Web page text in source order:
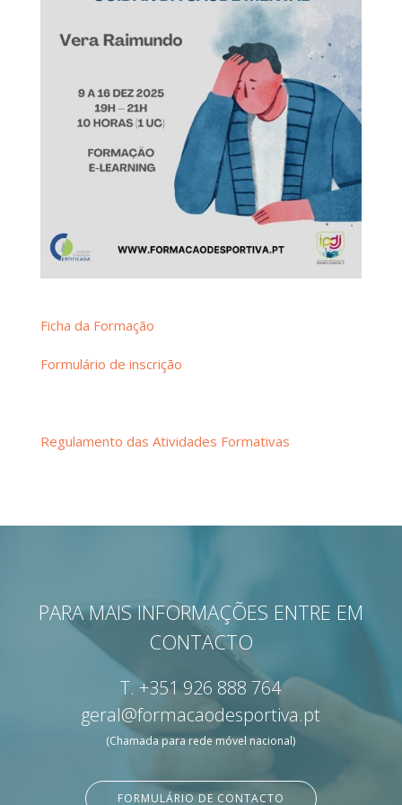
Ficha da Formação
Formulário de inscrição
Regulamento das Atividades Formativas
PARA MAIS INFORMAÇÕES ENTRE EM
CONTACTO
T.+351 926 888 764
geral@formacaodesportiva.pt
(Chamada para rede móvel nacional)
FORMULÁRIO DE CONTACTO